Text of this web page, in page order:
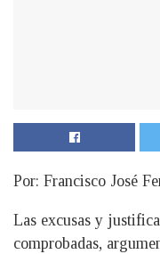
Por: Francisco José
Las excusas y
comprobadas,